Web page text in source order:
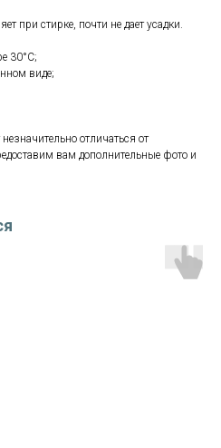
при стирке, почти не дает усадки.
30°С;
виде;
отличаться от
вам дополнительные фото и